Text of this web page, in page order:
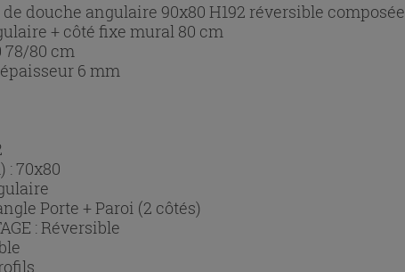
de douche angulaire 90x80 H192 réversible
+ côté fixe mural 80 cm
80 cm
6 mm
:70x80
Porte + Paroi (2 côtés)
:Réversible